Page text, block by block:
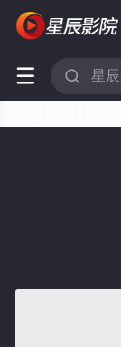
 